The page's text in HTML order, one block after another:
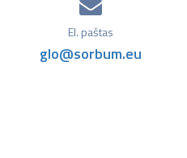
El. paštas
glo@sorbum.eu